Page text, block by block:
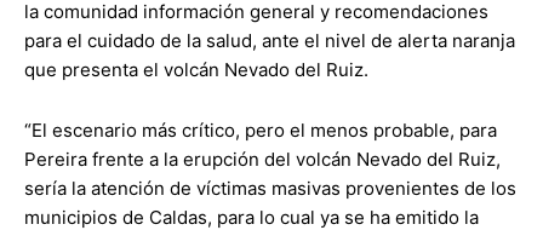
la comunidad información general y recomendaciones
para el cuidado de la salud, ante el nivel de alerta naranja
que presenta el volcán Nevado del Ruiz.
“El escenario más crítico, pero el menos probable, para
Pereira frente a la erupción del volcán Nevado del Ruiz,
sería la atención de víctimas masivas provenientes de los
municipios de Caldas, para lo cual ya se ha emitido la